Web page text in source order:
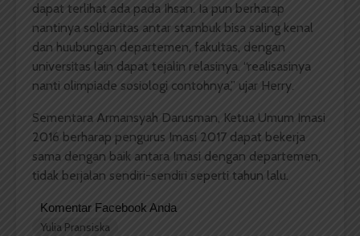
dapat terlihat ada pada Ihsan. Ia pun berharap
nantinya solidaritas antar stambuk bisa saling kenal
dan huubungan departemen, fakultas, dengan
universitas lain dapat tejalin relasinya. “realisasinya
nanti olimpiade sosiologi contohnya,” ujar Herry.
Sementara Armansyah Darusman, Ketua Umum Imasi
2016 berharap pengurus Imasi 2017 dapat bekerja
sama dengan baik antara Imasi dengan departemen,
tidak berjalan sendiri-sendiri seperti tahun lalu.
Komentar Facebook Anda
Yulia Pransiska